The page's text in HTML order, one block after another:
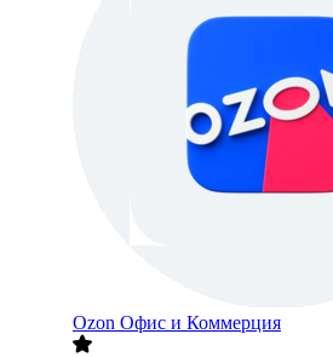
Ozon Офис и Коммерция